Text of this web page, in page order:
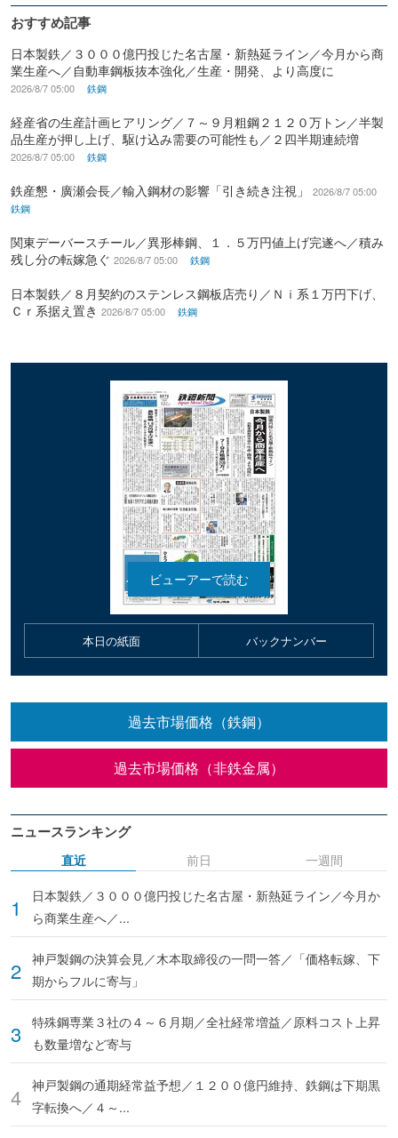
おすすめ記事
日本製鉄／３０００億円投じた名古屋・新熱延ライン／今月から商
業生産へ／自動車鋼板抜本強化／生産・開発、より高度に
2026/8/7 05:00 鉄鋼
経産省の生産計画ヒアリング／７～９月粗鋼２１２０万トン／半製
品生産が押し上げ、駆け込み需要の可能性も／２四半期連続増
2026/8/7 05:00 鉄鋼
鉄産懇・廣瀬会長／輸入鋼材の影響「引き続き注視」
2026/8/7 05:00
鉄鋼
関東デーバースチール／異形棒鋼、１．５万円値上げ完遂へ／積み
残し分の転嫁急ぐ 2026/8/7 05:00 鉄鋼
日本製鉄／８月契約のステンレス鋼板店売り／Ｎｉ系１万円下げ、
Ｃｒ系据え置き 2026/8/7 05:00 鉄鋼
本日の紙面 バックナンバー
過去市場価格（鉄鋼）
過去市場価格（非鉄金属）
ニュースランキング
直近
日本製鉄／３０００億円投じた名古屋・新熱延ライン／今月か
ら商業生産へ／...
神戸製鋼の決算会見／木本取締役の一問一答／「価格転嫁、下
期からフルに寄与」
特殊鋼専業３社の４～６月期／全社経常増益／原料コスト上昇
も数量増など寄与
神戸製鋼の通期経常益予想／１２００億円維持、鉄鋼は下期黒
字転換へ／４～...
前日 一週間